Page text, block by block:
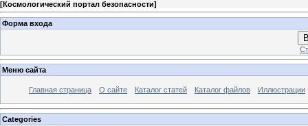
[Космологический портал безопасности]
Форма входа
Меню сайта
Главная страница О сайте Каталог статей Каталог файлов Иллюстрации
Categories